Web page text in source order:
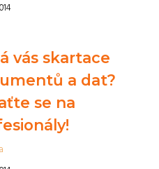
vás skartace
a dat?
se na